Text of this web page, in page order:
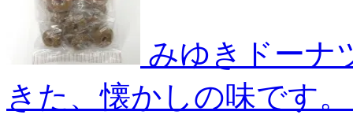
みゆきドーナ
きた、懐かしの味です。